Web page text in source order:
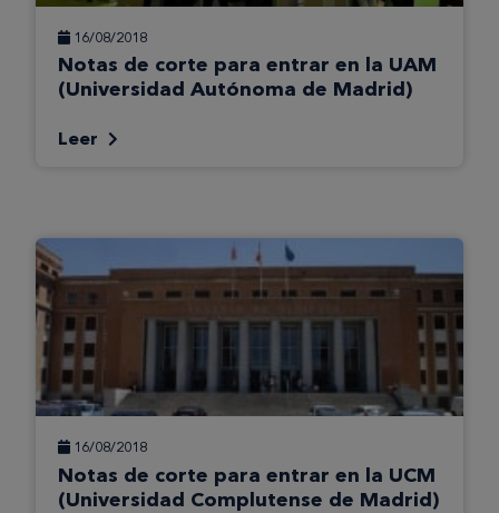
16/08/2018
Notas de corte para entrar en la UAM
(Universidad Autónoma de Madrid)
Leer
16/08/2018
Notas de corte para entrar en la UCM
(Universidad Complutense de Madrid)